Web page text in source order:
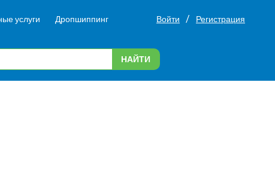
услуги Дропшиппинг Войти / Регистрация
НАЙТИ